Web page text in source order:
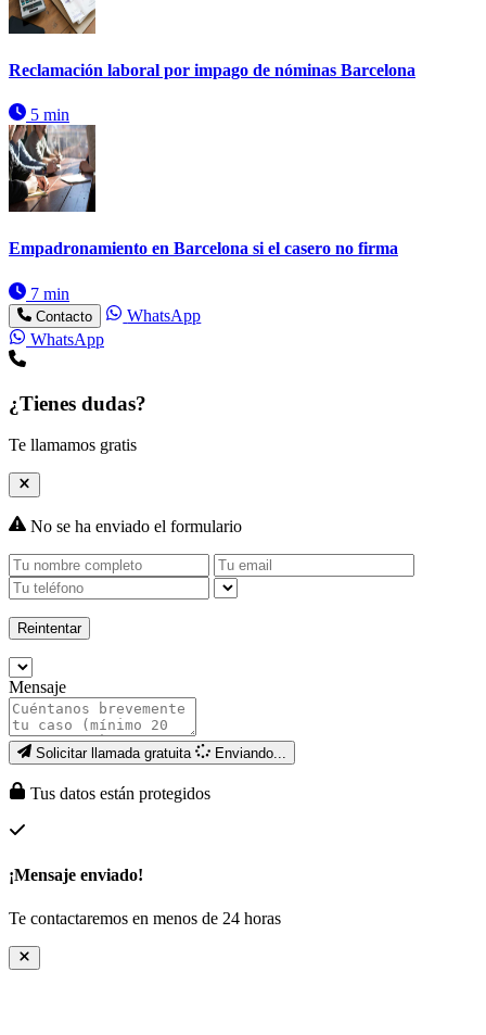
Reclamación laboral por impago de nóminas Barcelona
5 min
Empadronamiento en Barcelona si el casero no firma
7 min
Contacto
WhatsApp
WhatsApp
¿Tienes dudas?
Te llamamos gratis
No se ha enviado el formulario
Reintentar
Mensaje
Solicitar llamada gratuita Enviando...
Tus datos están protegidos
¡Mensaje enviado!
Te contactaremos en menos de 24 horas